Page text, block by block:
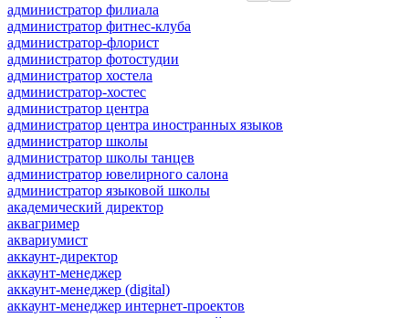
администратор филиала
администратор фитнес-клуба
администратор-флорист
администратор фотостудии
администратор хостела
администратор-хостес
администратор центра
администратор центра иностранных языков
администратор школы
администратор школы танцев
администратор ювелирного салона
администратор языковой школы
академический директор
аквагример
аквариумист
аккаунт-директор
аккаунт-менеджер
аккаунт-менеджер (digital)
аккаунт-менеджер интернет-проектов